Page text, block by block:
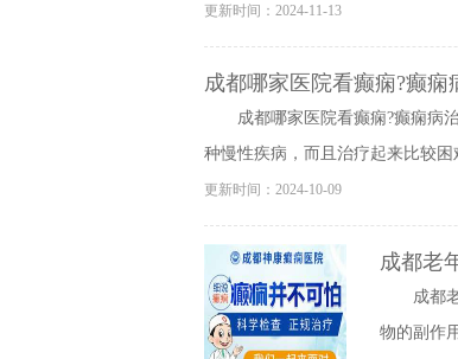
更新时间：2024-11-13
成都哪家医院看癫痫?癫
成都哪家医院看癫痫?癫痫病
种慢性疾病，而且治疗起来比较
更新时间：2024-10-09
成都老
成都
物的副作